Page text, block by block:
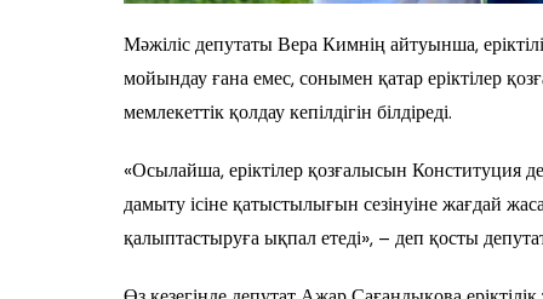
Мәжіліс депутаты Вера Кимнің айтуынша,
мойындау ғана емес, сонымен қатар еріктілер
мемлекеттік қолдау кепілдігін білдіреді.
«Осылайша, еріктілер қозғалысын Конституция
дамыту ісіне қатыстылығын сезінуіне жағдай
қалыптастыруға ықпал етеді», – деп қосты